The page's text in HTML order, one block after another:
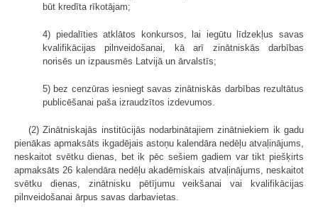
būt kredīta rīkotājam;
4) piedalīties atklātos konkursos, lai iegūtu līdzekļus savas
kvalifikācijas pilnveidošanai, kā arī zinātniskās darbības
norisēs un izpausmēs Latvijā un ārvalstīs;
5) bez cenzūras iesniegt savas zinātniskās darbības rezultātus
publicēšanai paša izraudzītos izdevumos.
(2) Zinātniskajās institūcijās nodarbinātajiem zinātniekiem ik gadu
pienākas apmaksāts ikgadējais astoņu kalendāra nedēļu atvaļinājums,
neskaitot svētku dienas, bet ik pēc sešiem gadiem var tikt piešķirts
apmaksāts 26 kalendāra nedēļu akadēmiskais atvaļinājums, neskaitot
svētku dienas, zinātnisku pētījumu veikšanai vai kvalifikācijas
pilnveidošanai ārpus savas darbavietas.